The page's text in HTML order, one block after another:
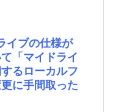
イブの仕様が
「マイドライ
るローカルフ
に手間取った